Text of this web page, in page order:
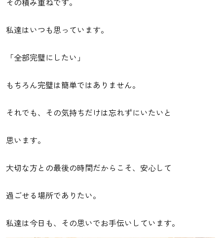
私達はいつも思っています。
「全部完璧にしたい」
もちろん完璧は簡単ではありません。
それでも、その気持ちだけは忘れずにいたいと
思います。
大切な方との最後の時間だからこそ、安心して
過ごせる場所でありたい。
私達は今日も、その思いでお手伝いしています。